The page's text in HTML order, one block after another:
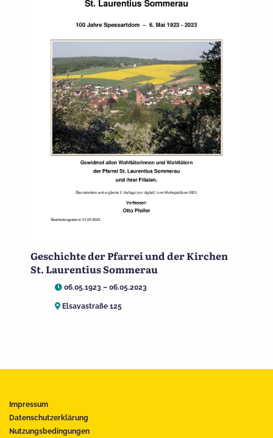
Geschichte der Pfarrei und der Kirchen
St. Laurentius Sommerau
06.05.1923 – 06.05.2023
Elsavastraße 125
Impressum
Datenschutzerklärung
Nutzungsbedingungen